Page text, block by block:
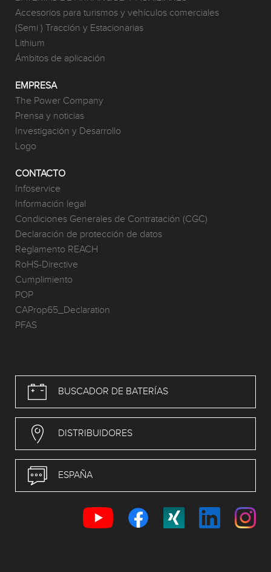
Accesorios para turismos y vehículos comerciales
(Semi ) Tracción y Estacionarias
Lithium
Ámbitos de aplicación
EMPRESA
The Power Company
Prensa y noticias
Investigación y Desarrollo
Logo
CONTACTO
Infoservice
Información legal
Condiciones Generales de Contratación (CGC)
Declaración de protección de datos
Reglamento REACH
RoHS-Directive
Cumplimiento
POP
CAProp65_Declaration
PFAS
BUSCADOR DE BATERÍAS
DISTRIBUIDORES
ESPAÑA